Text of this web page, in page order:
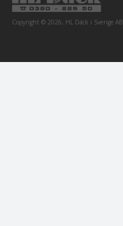
Copyright © 2026, HL Däck i Sverige AB